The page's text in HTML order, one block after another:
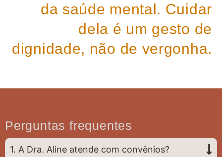
da saúde mental. Cuidar
dela é um gesto de
dignidade, não de vergonha.
Perguntas frequentes
1. A Dra. Aline atende com convênios?